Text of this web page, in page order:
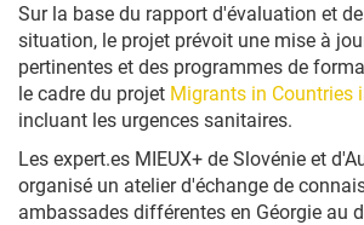
Sur la base du rapport d'évaluation et
situation, le projet prévoit une mise à
pertinentes et des programmes de
le cadre du projet Migrants in Countries
incluant les urgences sanitaires.
Les expert.es MIEUX+ de Slovénie et
organisé un atelier d'échange de
ambassades différentes en Géorgie au